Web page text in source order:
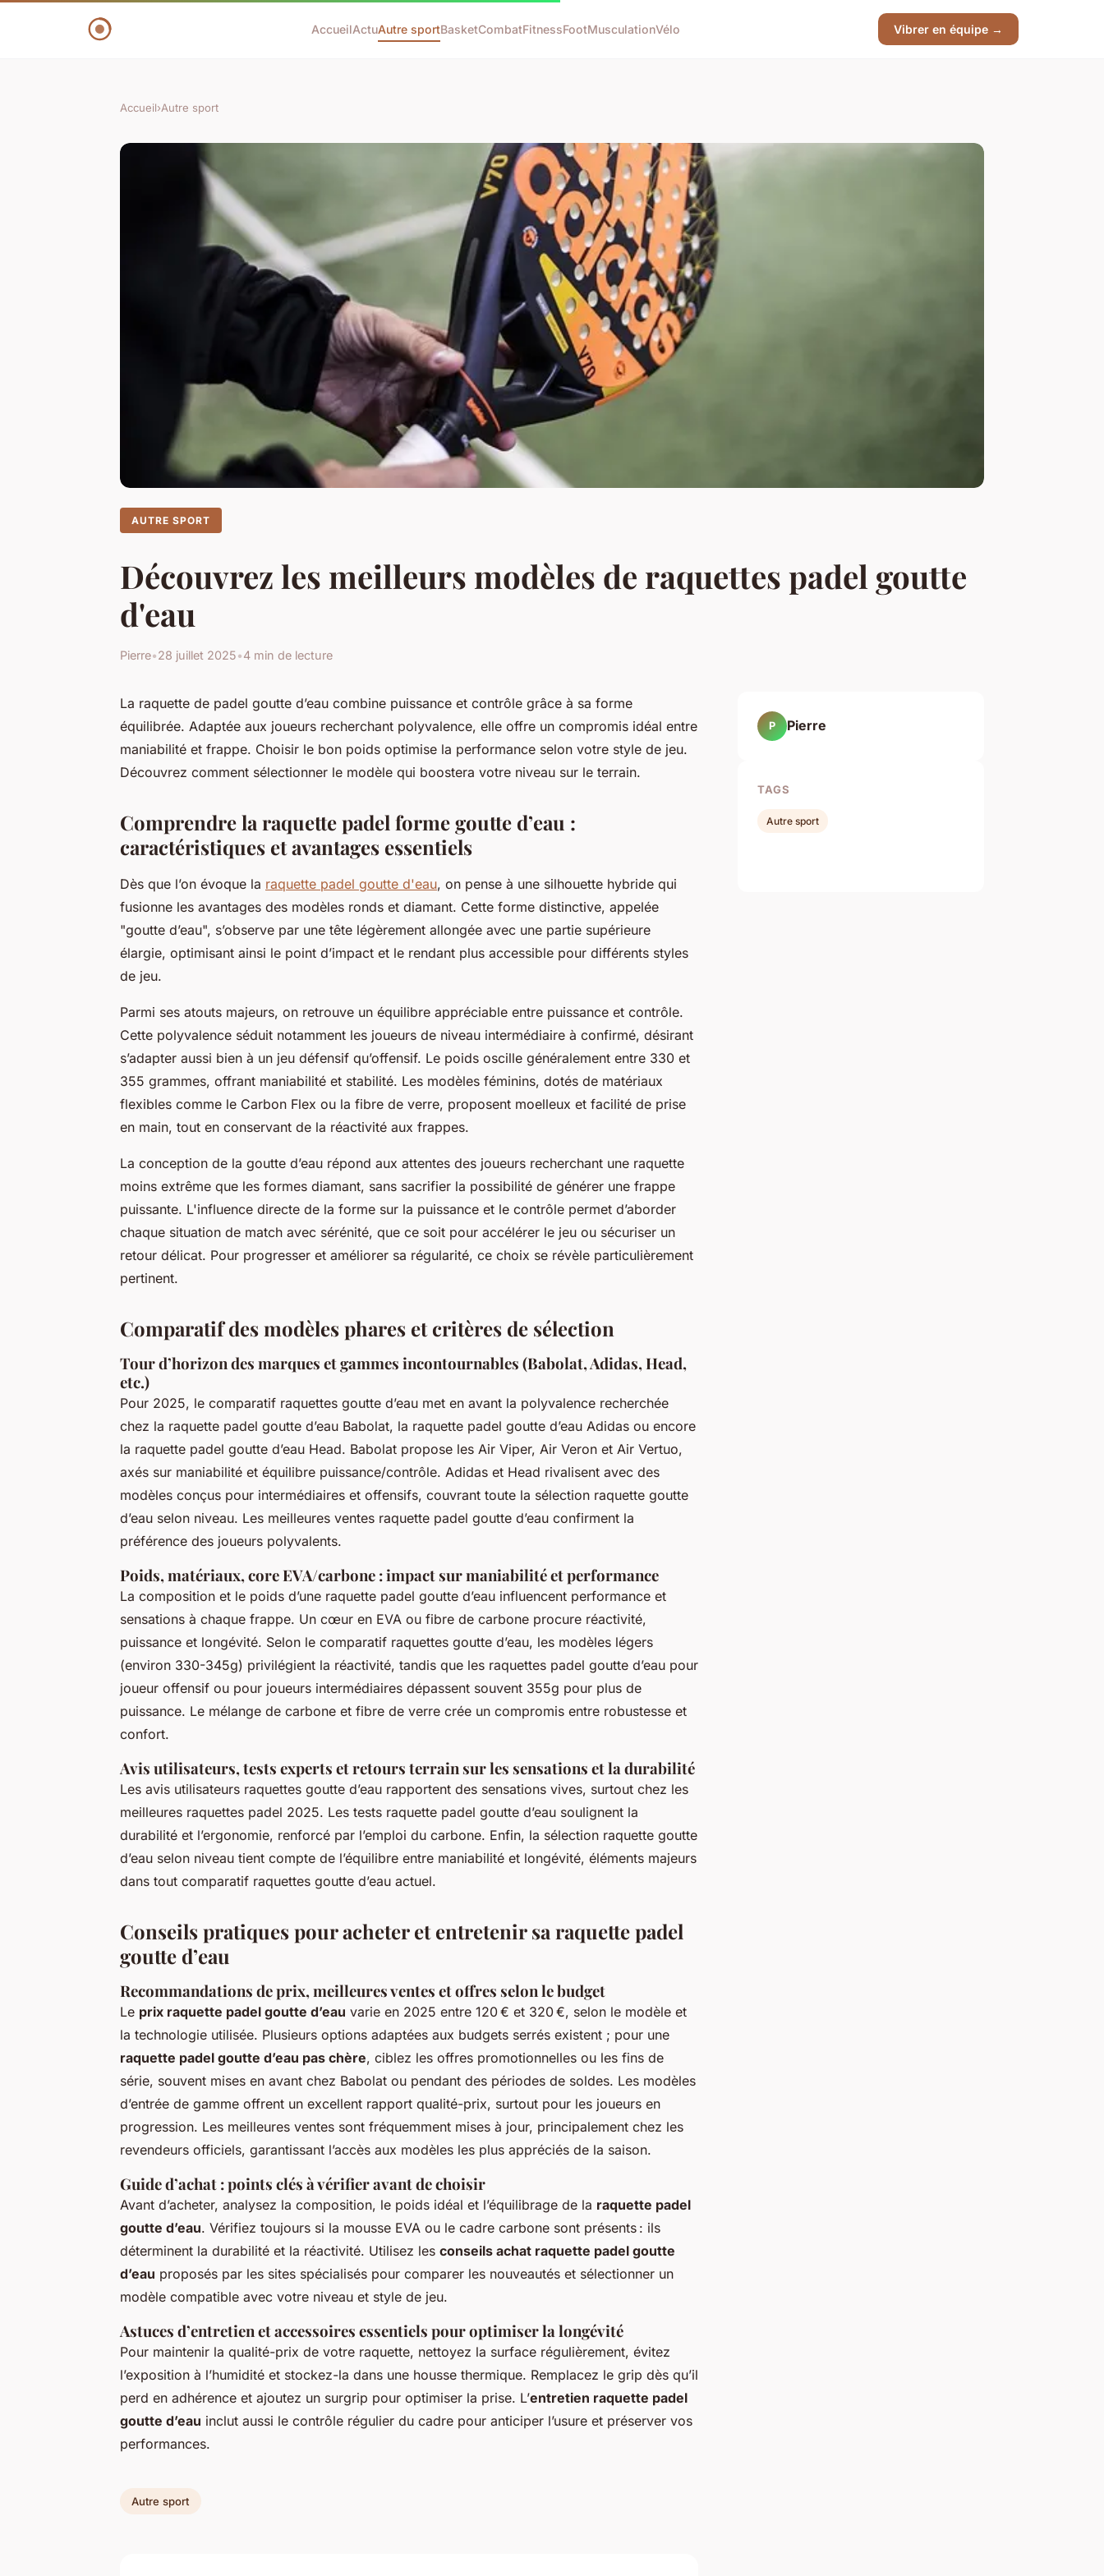
AccueilActuAutre sportBasketCombatFitnessFootMusculationVélo Vibrer en équipe →
Accueil›Autre sport
AUTRE SPORT
Découvrez les meilleurs modèles de raquettes padel goutte
d'eau
Pierre•28 juillet 2025•4 min de lecture
La raquette de padel goutte d’eau combine puissance et contrôle grâce à sa forme
équilibrée. Adaptée aux joueurs recherchant polyvalence, elle offre un compromis idéal entre
maniabilité et frappe. Choisir le bon poids optimise la performance selon votre style de jeu.
Découvrez comment sélectionner le modèle qui boostera votre niveau sur le terrain.
Comprendre la raquette padel forme goutte d’eau :
caractéristiques et avantages essentiels
Dès que l’on évoque la raquette padel goutte d'eau, on pense à une silhouette hybride qui
fusionne les avantages des modèles ronds et diamant. Cette forme distinctive, appelée
"goutte d’eau", s’observe par une tête légèrement allongée avec une partie supérieure
élargie, optimisant ainsi le point d’impact et le rendant plus accessible pour différents styles
de jeu.
Parmi ses atouts majeurs, on retrouve un équilibre appréciable entre puissance et contrôle.
Cette polyvalence séduit notamment les joueurs de niveau intermédiaire à confirmé, désirant
s’adapter aussi bien à un jeu défensif qu’offensif. Le poids oscille généralement entre 330 et
355 grammes, offrant maniabilité et stabilité. Les modèles féminins, dotés de matériaux
flexibles comme le Carbon Flex ou la fibre de verre, proposent moelleux et facilité de prise
en main, tout en conservant de la réactivité aux frappes.
La conception de la goutte d’eau répond aux attentes des joueurs recherchant une raquette
moins extrême que les formes diamant, sans sacrifier la possibilité de générer une frappe
puissante. L'influence directe de la forme sur la puissance et le contrôle permet d’aborder
chaque situation de match avec sérénité, que ce soit pour accélérer le jeu ou sécuriser un
retour délicat. Pour progresser et améliorer sa régularité, ce choix se révèle particulièrement
pertinent.
Comparatif des modèles phares et critères de sélection
Tour d’horizon des marques et gammes incontournables (Babolat, Adidas, Head,
etc.)
Pour 2025, le comparatif raquettes goutte d’eau met en avant la polyvalence recherchée
chez la raquette padel goutte d’eau Babolat, la raquette padel goutte d’eau Adidas ou encore
la raquette padel goutte d’eau Head. Babolat propose les Air Viper, Air Veron et Air Vertuo,
axés sur maniabilité et équilibre puissance/contrôle. Adidas et Head rivalisent avec des
modèles conçus pour intermédiaires et offensifs, couvrant toute la sélection raquette goutte
d’eau selon niveau. Les meilleures ventes raquette padel goutte d’eau confirment la
préférence des joueurs polyvalents.
Poids, matériaux, core EVA/carbone : impact sur maniabilité et performance
La composition et le poids d’une raquette padel goutte d’eau influencent performance et
sensations à chaque frappe. Un cœur en EVA ou fibre de carbone procure réactivité,
puissance et longévité. Selon le comparatif raquettes goutte d’eau, les modèles légers
(environ 330-345g) privilégient la réactivité, tandis que les raquettes padel goutte d’eau pour
joueur offensif ou pour joueurs intermédiaires dépassent souvent 355g pour plus de
puissance. Le mélange de carbone et fibre de verre crée un compromis entre robustesse et
confort.
Avis utilisateurs, tests experts et retours terrain sur les sensations et la durabilité
Les avis utilisateurs raquettes goutte d’eau rapportent des sensations vives, surtout chez les
meilleures raquettes padel 2025. Les tests raquette padel goutte d’eau soulignent la
durabilité et l’ergonomie, renforcé par l’emploi du carbone. Enfin, la sélection raquette goutte
d’eau selon niveau tient compte de l’équilibre entre maniabilité et longévité, éléments majeurs
dans tout comparatif raquettes goutte d’eau actuel.
Conseils pratiques pour acheter et entretenir sa raquette padel
goutte d’eau
Recommandations de prix, meilleures ventes et offres selon le budget
Le prix raquette padel goutte d’eau varie en 2025 entre 120 € et 320 €, selon le modèle et
la technologie utilisée. Plusieurs options adaptées aux budgets serrés existent ; pour une
raquette padel goutte d’eau pas chère, ciblez les offres promotionnelles ou les fins de
série, souvent mises en avant chez Babolat ou pendant des périodes de soldes. Les modèles
d’entrée de gamme offrent un excellent rapport qualité-prix, surtout pour les joueurs en
progression. Les meilleures ventes sont fréquemment mises à jour, principalement chez les
revendeurs officiels, garantissant l’accès aux modèles les plus appréciés de la saison.
Guide d’achat : points clés à vérifier avant de choisir
Avant d’acheter, analysez la composition, le poids idéal et l’équilibrage de la raquette padel
goutte d’eau. Vérifiez toujours si la mousse EVA ou le cadre carbone sont présents : ils
déterminent la durabilité et la réactivité. Utilisez les conseils achat raquette padel goutte
d’eau proposés par les sites spécialisés pour comparer les nouveautés et sélectionner un
modèle compatible avec votre niveau et style de jeu.
Astuces d’entretien et accessoires essentiels pour optimiser la longévité
Pour maintenir la qualité-prix de votre raquette, nettoyez la surface régulièrement, évitez
l’exposition à l’humidité et stockez-la dans une housse thermique. Remplacez le grip dès qu’il
perd en adhérence et ajoutez un surgrip pour optimiser la prise. L’entretien raquette padel
goutte d’eau inclut aussi le contrôle régulier du cadre pour anticiper l’usure et préserver vos
performances.
Autre sport
P Pierre
TAGS
Autre sport